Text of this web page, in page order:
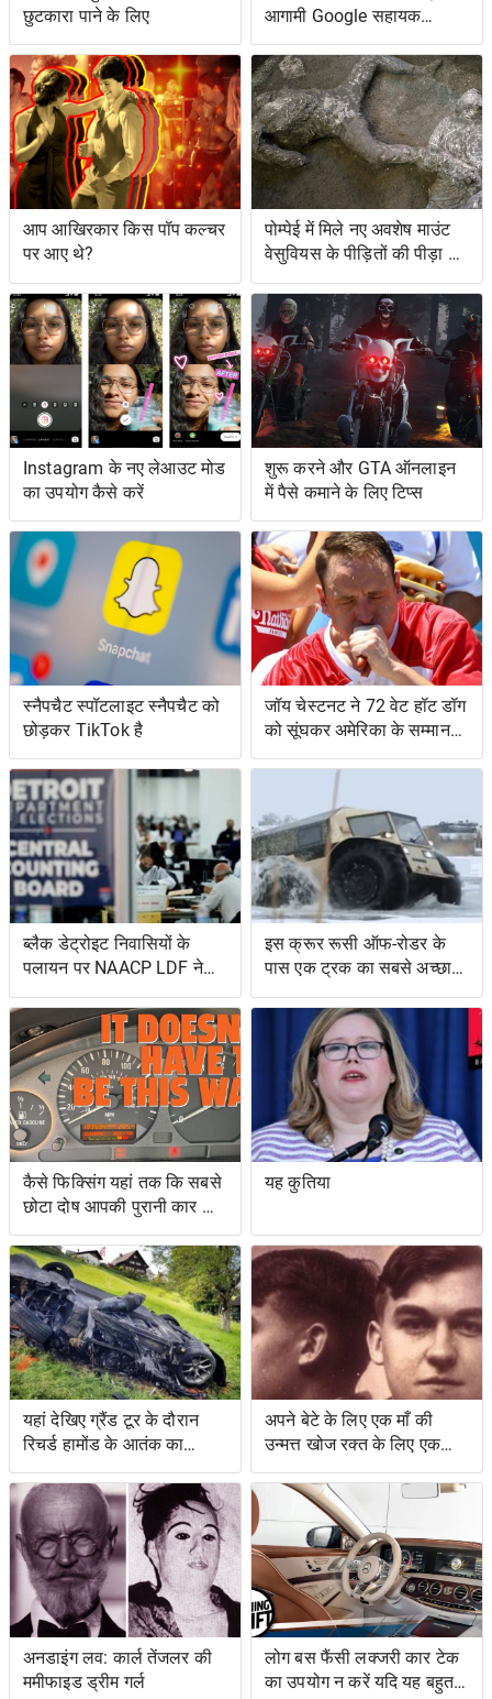
छुटकारा पाने के लिए
आगामी Google सहायक
सुविधाओं तक पहुँच सकते हैं
आप आखिरकार किस पॉप कल्चर
पर आए थे?
पोम्पेई में मिले नए अवशेष माउंट
वेसुवियस के पीड़ितों की पीड़ा को
दर्शाते हैं
Instagram के नए लेआउट मोड
का उपयोग कैसे करें
शुरू करने और GTA ऑनलाइन
में पैसे कमाने के लिए टिप्स
स्नैपचैट स्पॉटलाइट स्नैपचैट को
छोड़कर TikTok है
जॉय चेस्टनट ने 72 वेट हॉट डॉग
को सूंघकर अमेरिका के सम्मान
की रक्षा की
ब्लैक डेट्रोइट निवासियों के
पलायन पर NAACP LDF ने
मुकदमा किया, मिशिगन के वोट
सर्टिफिकेशन को रोकने के
प्रयासों के लिए वोटिंग अधिकार
अधिनियम का उल्लंघन
इस क्रूर रूसी ऑफ-रोडर के
पास एक ट्रक का सबसे अच्छा
और एक उभयचर टैंक का सबसे
अच्छा है
कैसे फिक्सिंग यहां तक ​​कि सबसे
छोटा दोष आपकी पुरानी कार को
नया जैसा महसूस करा सकता है
यह कुतिया
यहां देखिए ग्रैंड टूर के दौरान
रिचर्ड हामोंड के आतंक का
वीडियो
अपने बेटे के लिए एक माँ की
उन्मत्त खोज रक्त के लिए एक
स्वाद के साथ एक बचत किसान
के लिए नेतृत्व की
अनडाइंग लव: कार्ल तेंजलर की
ममीफाइड ड्रीम गर्ल
लोग बस फैंसी लक्जरी कार टेक
का उपयोग न करें यदि यह बहुत